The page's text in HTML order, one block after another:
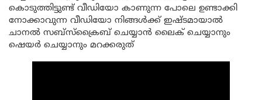
കൊടുത്തിട്ടുണ്ട് വീഡിയോ കാണുന്ന പോലെ ഉണ്ടാക്കി
നോക്കാവുന്ന വീഡിയോ നിങ്ങൾക്ക് ഇഷ്ടമായാൽ
ചാനൽ സബ്സ്ക്രൈബ് ചെയ്യാൻ ലൈക് ചെയ്യാനും
ഷെയർ ചെയ്യാനും മറക്കരുത്